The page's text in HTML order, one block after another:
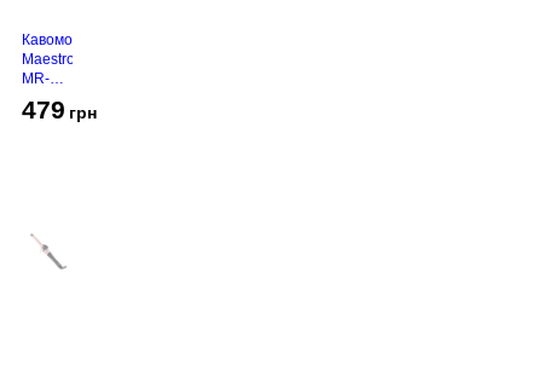
Кавомолка
Maestro
MR-
450
Grey
479 грн